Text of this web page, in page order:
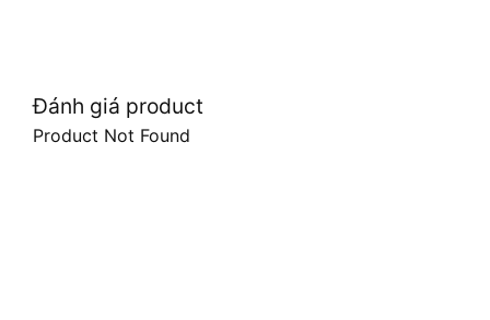
Đánh giá product
Product Not Found